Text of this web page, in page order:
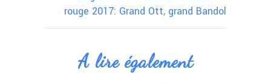
rouge 2017: Grand Ott, grand Bandol
A lire également